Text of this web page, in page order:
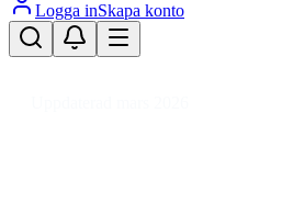
Logga inSkapa konto